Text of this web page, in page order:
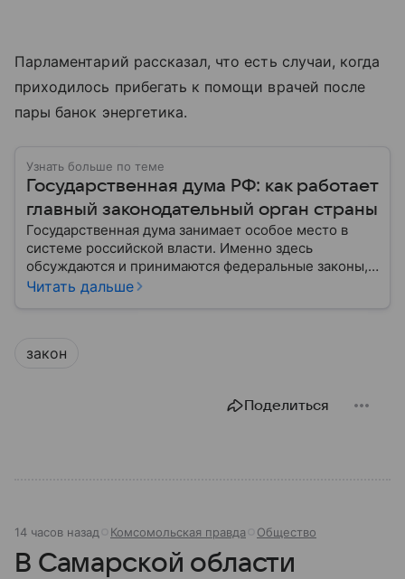
Парламентарий рассказал, что есть случаи, когда
приходилось прибегать к помощи врачей после
пары банок энергетика.
Узнать больше по теме
Государственная дума РФ: как работает
главный законодательный орган страны
Государственная дума занимает особое место в
системе российской власти. Именно здесь
обсуждаются и принимаются федеральные законы,
определяющие развитие государства, экономики и
Разбираемся, как устроена Госдума, какие
Читать дальше
закон
Поделиться
14 часов назад Комсомольская правда Общество
В Самарской области